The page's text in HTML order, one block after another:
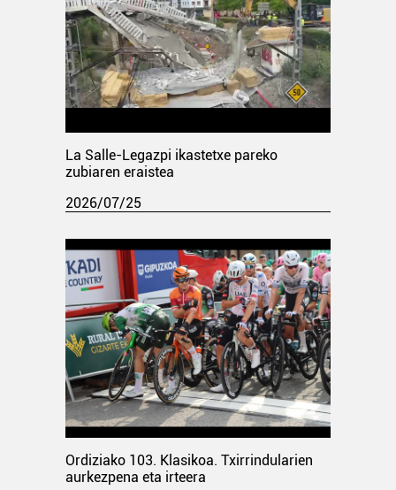
La Salle-Legazpi ikastetxe pareko
zubiaren eraistea
2026/07/25
Ordiziako 103. Klasikoa. Txirrindularien
aurkezpena eta irteera